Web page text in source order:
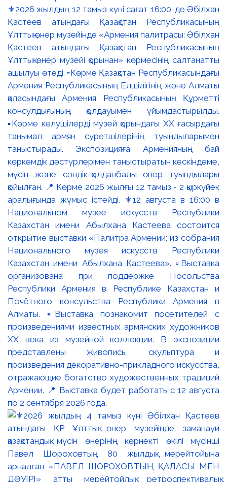
⚜️2026 жылдың 12 тамыз күні сағат 16:00-де Әбілхан
Қастеев атындағы Қазақстан Республикасының
Ұлттық өнер музейінде «Армения палитрасы: Әбілхан
Қастеев атындағы Қазақстан Республикасының
Ұлттық өнер музейі қорынан» көрмесінің салтанатты
ашылуы өтеді. ▫️Көрме Қазақстан Республикасындағы
Армения Республикасының Елшілігінің және Алматы
қаласындағы Армения Республикасының Құрметті
консулдығының қолдауымен ұйымдастырылды.
▪️Көрме келушілерді музей қорындағы ХХ ғасырдағы
танымал армян суретшілерінің туындыларымен
таныстырады. Экспозицияға Арменияның бай
көркемдік дәстүрлерімен таныстыратын кескіндеме,
мүсін және сәндік-қолданбалы өнер туындылары
қойылған. 📍 Көрме 2026 жылғы 12 тамыз - 2 қыркүйек
аралығында жұмыс істейді. ⚜️12 августа в 16:00 в
Национальном музее искусств Республики
Казахстан имени Абылхана Кастеева состоится
открытие выставки «Палитра Армении: из собрания
Национального музея искусств Республики
Казахстан имени Абылхана Кастеева». ▫️Выставка
организована при поддержке Посольства
Республики Армения в Республике Казахстан и
Почётного консульства Республики Армения в
Алматы. ▪️Выставка познакомит посетителей с
произведениями известных армянских художников
XX века из музейной коллекции. В экспозиции
представлены живопись, скульптура и
произведения декоративно-прикладного искусства,
отражающие богатство художественных традиций
Армении. 📍 Выставка будет работать с 12 августа
по 2 сентября 2026 года.